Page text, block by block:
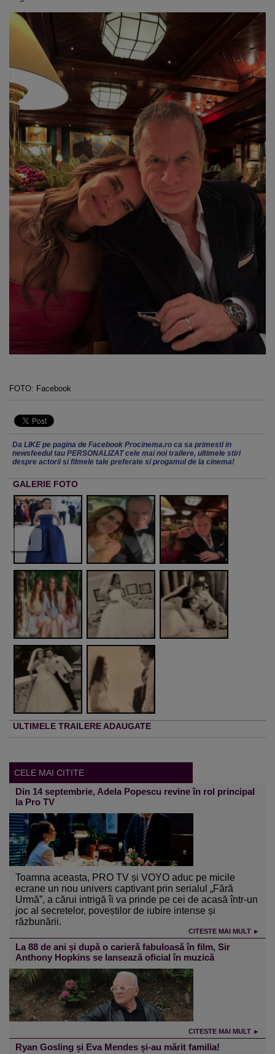
FOTO: Facebook
Da LIKE pe pagina de Facebook Procinema.ro ca sa primesti in
newsfeedul tau PERSONALIZAT cele mai noi trailere, ultimele stiri
despre actorii si filmele tale preferate si progamul de la cinema!
GALERIE FOTO
ULTIMELE TRAILERE ADAUGATE
CELE MAI CITITE
Din 14 septembrie, Adela Popescu revine în rol principal
la Pro TV
Toamna aceasta, PRO TV și VOYO aduc pe micile
ecrane un nou univers captivant prin serialul „Fără
Urmă”, a cărui intrigă îi va prinde pe cei de acasă într-un
joc al secretelor, poveștilor de iubire intense și
răzbunării.
CITESTE MAI MULT ►
La 88 de ani și după o carieră fabuloasă în film, Sir
Anthony Hopkins se lansează oficial în muzică
CITESTE MAI MULT ►
Ryan Gosling și Eva Mendes și-au mărit familia!